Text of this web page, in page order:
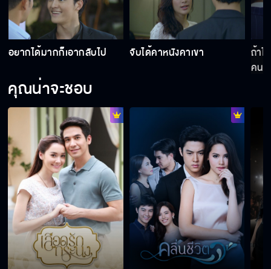
อยากได้มากก็เอากลับไป จับได้คาหนังคาเขา
ถ้าไ
คน
คุณน่าจะชอบ